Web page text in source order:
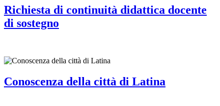
Richiesta di continuità didattica docente
di sostegno
Conoscenza della città di Latina